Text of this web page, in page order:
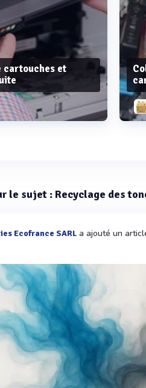
cartouches et
le sujet : Recyclage des
Ecofrance SARL a ajouté un